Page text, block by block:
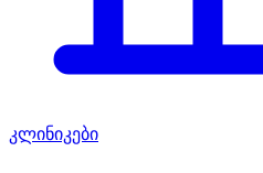
კლინიკები